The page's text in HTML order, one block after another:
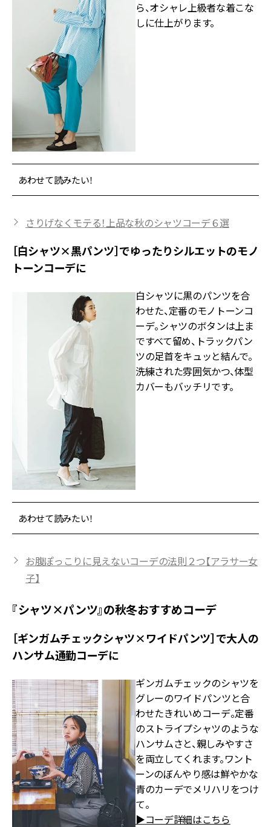
ら、オシャレ上級者な着こな
しに仕上がります。
あわせて読みたい！
さりげなくモテる！上品な秋のシャツコーデ６選
［白シャツ×黒パンツ］でゆったりシルエットのモノ
トーンコーデに
白シャツに黒のパンツを合
わせた、定番のモノトーンコ
ーデ。シャツのボタンは上ま
ですべて留め、トラックパン
ツの足首をキュッと結んで。
洗練された雰囲気かつ、体型
カバーもバッチリです。
あわせて読みたい！
お腹ぽっこりに見えないコーデの法則２つ【アラサー女
子】
『シャツ×パンツ』の秋冬おすすめコーデ
［ギンガムチェックシャツ×ワイドパンツ］で大人の
ハンサム通勤コーデに
ギンガムチェックのシャツを
グレーのワイドパンツと合
わせたきれいめコーデ。定番
のストライプシャツのような
ハンサムさと、親しみやすさ
を両立してくれます。ワント
ーンのぼんやり感は鮮やかな
青のカーデでメリハリをつけ
て。
▶︎コーデ詳細はこちら